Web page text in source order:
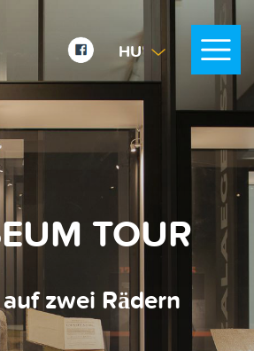
HU
EN
DE
TOUR
zwei Rädern